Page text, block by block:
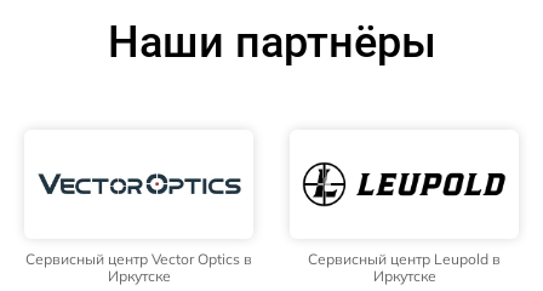
Наши партнёры
Сервисный центр Vector Optics в
Иркутске
Сервисный центр Leupold в
Иркутске